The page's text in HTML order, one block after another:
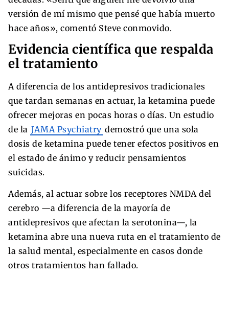
versión de mí mismo que pensé que había muerto
hace años», comentó Steve conmovido.
Evidencia científica que respalda
el tratamiento
A diferencia de los antidepresivos tradicionales
que tardan semanas en actuar, la ketamina puede
ofrecer mejoras en pocas horas o días. Un estudio
de la JAMA Psychiatry demostró que una sola
dosis de ketamina puede tener efectos positivos en
el estado de ánimo y reducir pensamientos
suicidas.
Además, al actuar sobre los receptores NMDA del
cerebro —a diferencia de la mayoría de
antidepresivos que afectan la serotonina—, la
ketamina abre una nueva ruta en el tratamiento de
la salud mental, especialmente en casos donde
otros tratamientos han fallado.